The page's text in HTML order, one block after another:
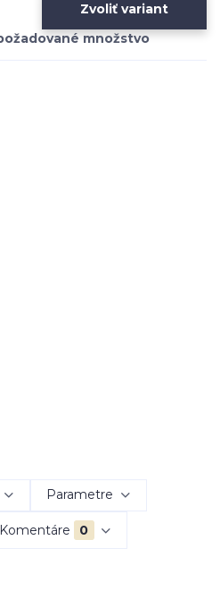
Zvoliť variant
Parametre
Komentáre 0